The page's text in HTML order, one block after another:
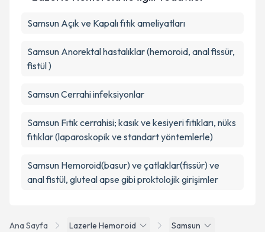
Ana Sayfa Lazerle Hemoroid Samsun
Samsun Açık ve Kapalı fıtık ameliyatları
Samsun Anorektal hastalıklar (hemoroid, anal fissür,
fistül )
Samsun Cerrahi infeksiyonlar
Samsun Fıtık cerrahisi; kasık ve kesiyeri fıtıkları, nüks
fıtıklar (laparoskopik ve standart yöntemlerle)
Samsun Hemoroid(basur) ve çatlaklar(fissür) ve
anal fistül, gluteal apse gibi proktolojik girişimler